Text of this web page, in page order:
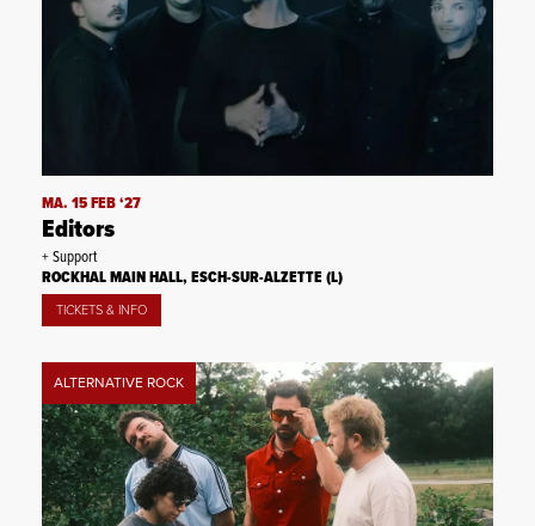
MA. 15 FEB ‘27
Editors
+ Support
ROCKHAL MAIN HALL, ESCH-SUR-ALZETTE (L)
TICKETS & INFO
ALTERNATIVE ROCK